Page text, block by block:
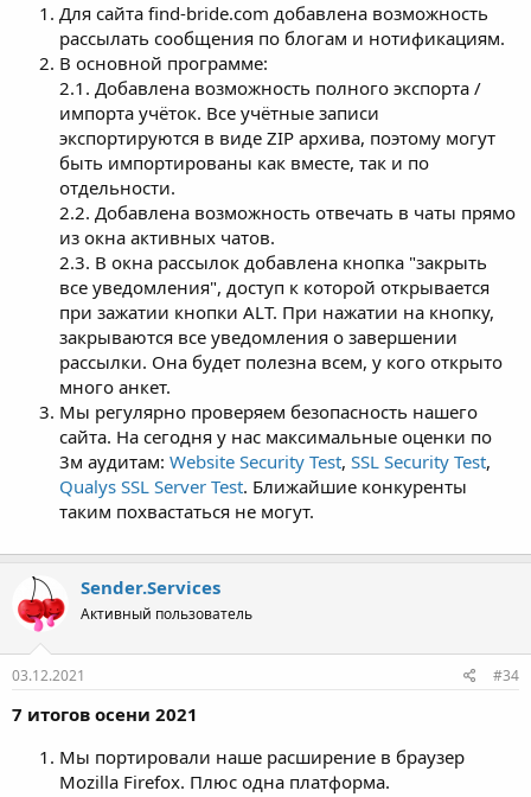
Для сайта find-bride.com добавлена возможность
рассылать сообщения по блогам и нотификациям.
В основной программе:
2.1. Добавлена возможность полного экспорта /
импорта учёток. Все учётные записи
экспортируются в виде ZIP архива, поэтому могут
быть импортированы как вместе, так и по
отдельности.
2.2. Добавлена возможность отвечать в чаты прямо
из окна активных чатов.
2.3. В окна рассылок добавлена кнопка "закрыть
все уведомления", доступ к которой открывается
при зажатии кнопки ALT. При нажатии на кнопку,
закрываются все уведомления о завершении
рассылки. Она будет полезна всем, у кого открыто
много анкет.
Мы регулярно проверяем безопасность нашего
сайта. На сегодня у нас максимальные оценки по
3м аудитам: Website Security Test, SSL Security Test,
Qualys SSL Server Test. Ближайшие конкуренты
таким похвастаться не могут.
Sender.Services
Активный пользователь
03.12.2021 #34
7 итогов осени 2021
Мы портировали наше расширение в браузер
Mozilla Firefox. Плюс одна платформа.